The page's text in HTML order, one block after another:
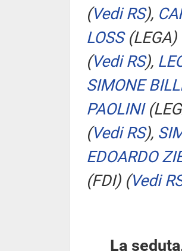
(Vedi RS),
LOSS(LEGA)
(Vedi RS),
SIMONE
PAOLINI
(Vedi RS),
EDOARDO
(FDI) (Vedi
La